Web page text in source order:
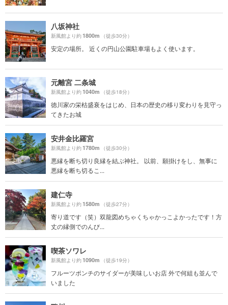
八坂神社
新風館より約1800m （徒歩30分）
安定の場所。 近くの円山公園駐車場もよく使います。
元離宮 二条城
新風館より約1040m （徒歩18分）
徳川家の栄枯盛衰をはじめ、日本の歴史の移り変わりを見守っ
てきたお城
安井金比羅宮
新風館より約1780m （徒歩30分）
悪縁を断ち切り良縁を結ぶ神社。 以前、願掛けをし、無事に
悪縁を断ち切るこ...
建仁寺
新風館より約1580m （徒歩27分）
寄り道です（笑）双龍図めちゃくちゃかっこよかったです！方
丈の縁側でのんび...
喫茶ソワレ
新風館より約1090m （徒歩19分）
フルーツポンチのサイダーが美味しいお店 外で何組も並んで
いました